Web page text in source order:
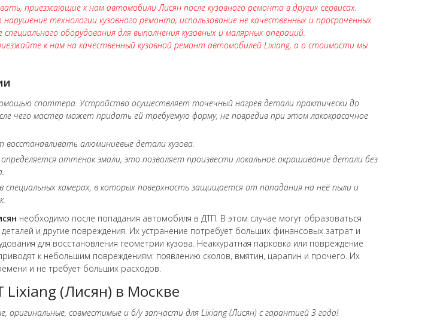
приезжающие к нам автомобили Лисян после кузовного ремонта в других сервисах.
технологии кузовного ремонта; использование не качественных и просроченных
оборудования для выполнения кузовных и малярных операций.
к нам на качественный кузовной ремонт автомобилей Lixiang, а о стоимости мы
споттера. Устройство осуществляет точечный нагрев детали практически до
чего мастер может придать ей требуемую форму, не повредив при этом лакокрасочное
восстанавливать алюминиевые детали кузова.
оттенок эмали, это позволяет произвести локальное окрашивание детали без
специальных камерах, в которых поверхность защищается от попадания на неё пыли и
необходимо после попадания автомобиля в ДТП. В этом случае могут образоваться
и другие повреждения. Их устранение потребует больших финансовых затрат и
для восстановления геометрии кузова. Неаккуратная парковка или повреждение
к небольшим повреждениям: появлению сколов, вмятин, царапин и прочего. Их
и не требует больших расходов.
(Лисян) в Москве
совместимые и б/у запчасти для Lixiang (Лисян) с гарантией 3 года!